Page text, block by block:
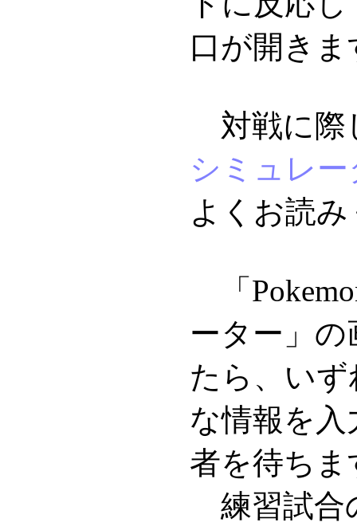
口が開きま
対戦に際
シミュレ
よくお読
「
ーター」
たら、い
な情報を入
者を待ちま
練習試合